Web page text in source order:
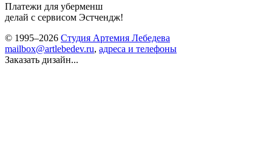
Платежи для уберменш
делай с сервисом Эстчендж!
© 1995–2026 Студия Артемия Лебедева
mailbox@artlebedev.ru, адреса и телефоны
Заказать дизайн...